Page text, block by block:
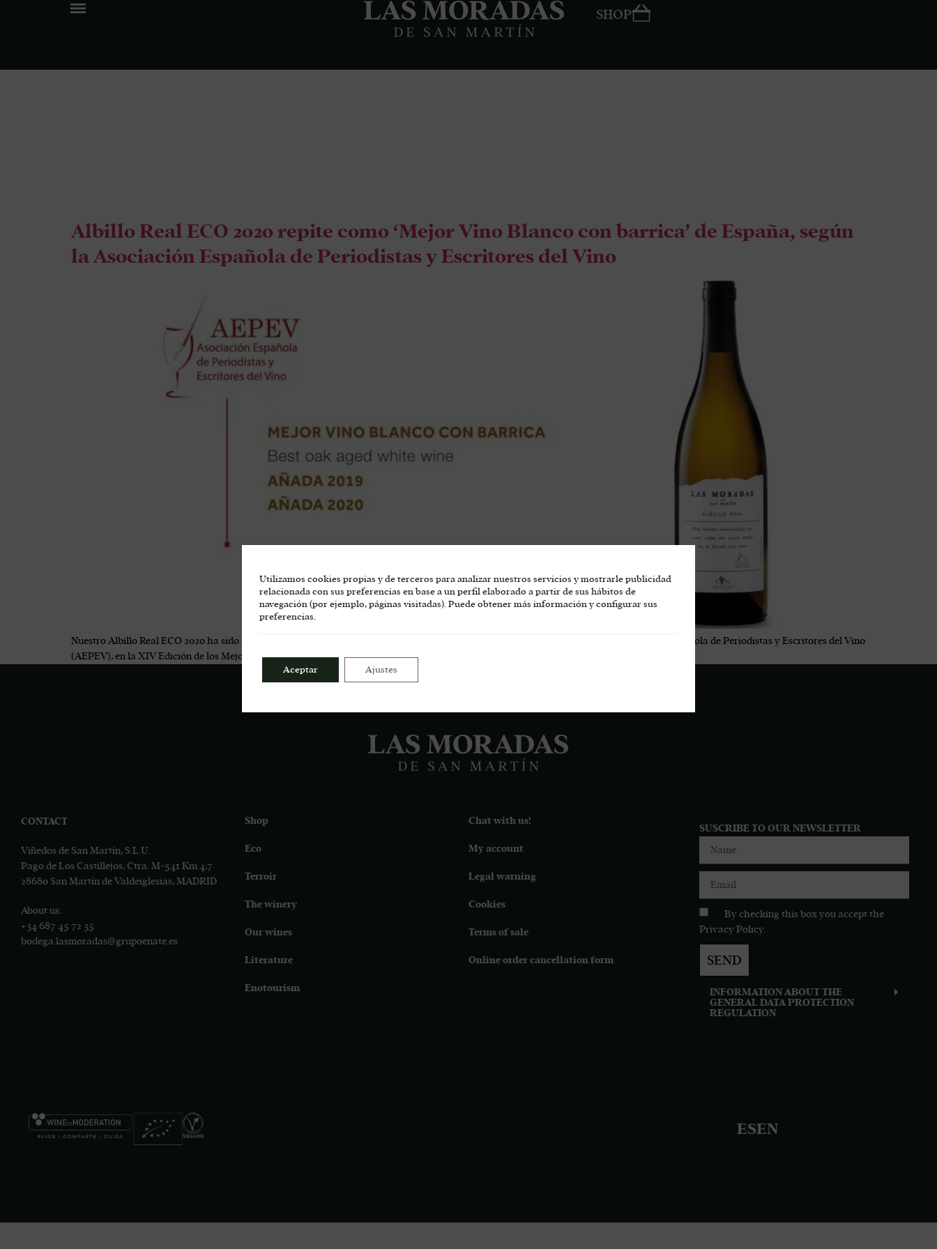
SHOP
Tag:mejor vino blanco
Albillo Real ECO 2020 repite como ‘Mejor Vino Blanco con barrica’ de España, según
la Asociación Española de Periodistas y Escritores del Vino
Nuestro Albillo Real ECO 2020 ha sido elegido en segunda añada consecutiva como el ‘Mejor Vino blanco con barrica’ por la Asociación Española de Periodistas y Escritores del Vino
(AEPEV), en la XIV Edición de los Mejores Vinos y Espirituosos de España.
CONTACT
Viñedos de San Martín, S.L.U.
Pago de Los Castillejos, Ctra. M-541 Km 4,7
28680 San Martín de Valdeiglesias, MADRID
About us:
+34 687 45 72 35
bodega.lasmoradas@grupoenate.es
Shop
Eco
Terroir
The winery
Our wines
Literature
Enotourism
Chat with us!
My account
Legal warning
Cookies
Terms of sale
Online order cancellation form
SUSCRIBE TO OUR NEWSLETTER
By checking this box you accept the
Privacy Policy.
SEND
INFORMATION ABOUT THE
GENERAL DATA PROTECTION
REGULATION
ESEN
Utilizamos cookies propias y de terceros para analizar nuestros servicios y mostrarle publicidad
relacionada con sus preferencias en base a un perfil elaborado a partir de sus hábitos de
navegación (por ejemplo, páginas visitadas). Puede obtener más información y configurar sus
preferencias.
Aceptar Ajustes